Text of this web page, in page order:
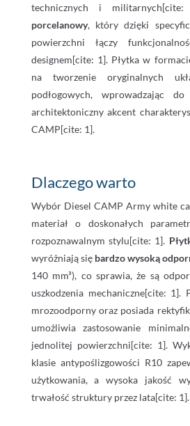
technicznych i
porcelanowy, który dzięki
powierzchni łączy
designem[cite: 1]. Płytka w
na tworzenie oryginalnych
podłogowych, wprowadzając
architektoniczny akcent
CAMP[cite: 1].
Dlaczego warto
Wybór Diesel CAMP Army white
materiał o doskonałych
rozpoznawalnym stylu[cite: 1].
wyróżniają się bardzo wysoką
140 mm³), co sprawia, że są
uszkodzenia mechaniczne[cite: 1].
mrozoodporny oraz posiada
umożliwia zastosowanie
jednolitej powierzchni[cite: 1].
klasie antypoślizgowości R10
użytkowania, a wysoka jakość
trwałość struktury przez lata[cite: 1].